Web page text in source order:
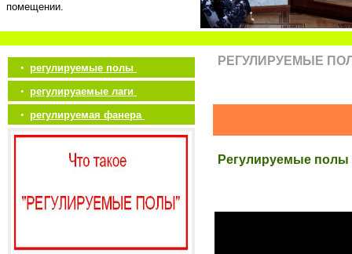
помещении.
• регулируемые полы
• регулируаемые лаги
• регулируемая фанера
РЕГУЛИРУЕМЫЕ
Регулируемые полы